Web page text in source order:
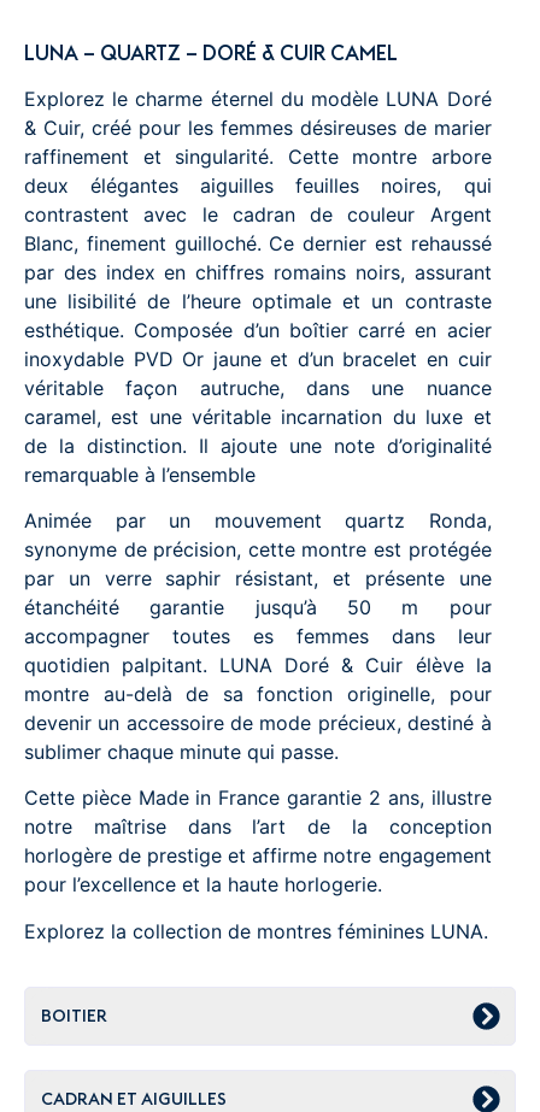
LUNA – QUARTZ – DORÉ & CUIR CAMEL
Explorez le charme éternel du modèle LUNA Doré
& Cuir, créé pour les femmes désireuses de marier
raffinement et singularité. Cette montre arbore
deux élégantes aiguilles feuilles noires, qui
contrastent avec le cadran de couleur Argent
Blanc, finement guilloché. Ce dernier est rehaussé
par des index en chiffres romains noirs, assurant
une lisibilité de l’heure optimale et un contraste
esthétique. Composée d’un boîtier carré en acier
inoxydable PVD Or jaune et d’un bracelet en cuir
véritable façon autruche, dans une nuance
caramel, est une véritable incarnation du luxe et
de la distinction. Il ajoute une note d’originalité
remarquable à l’ensemble
Animée par un mouvement quartz Ronda,
synonyme de précision, cette montre est protégée
par un verre saphir résistant, et présente une
étanchéité garantie jusqu’à 50 m pour
accompagner toutes es femmes dans leur
quotidien palpitant. LUNA Doré & Cuir élève la
montre au-delà de sa fonction originelle, pour
devenir un accessoire de mode précieux, destiné à
sublimer chaque minute qui passe.
Cette pièce Made in France garantie 2 ans, illustre
notre maîtrise dans l’art de la conception
horlogère de prestige et affirme notre engagement
pour l’excellence et la haute horlogerie.
Explorez la collection de montres féminines LUNA.
BOITIER
CADRAN ET AIGUILLES